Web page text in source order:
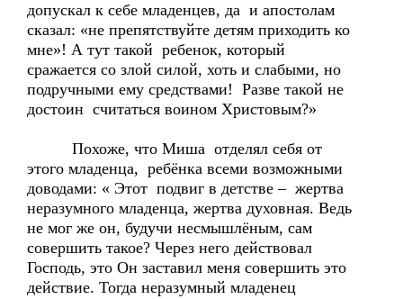
допускал к себе младенцев, да и апостолам
сказал: «не препятствуйте детям приходить ко
мне»! А тут такой ребенок, который
сражается со злой силой, хоть и слабыми, но
подручными ему средствами! Разве такой не
достоин считаться воином Христовым?»
Похоже, что Миша отделял себя от
этого младенца, ребёнка всеми возможными
доводами: « Этот подвиг в детстве – жертва
неразумного младенца, жертва духовная. Ведь
не мог же он, будучи несмышлёным, сам
совершить такое? Через него действовал
Господь, это Он заставил меня совершить это
действие. Тогда неразумный младенец